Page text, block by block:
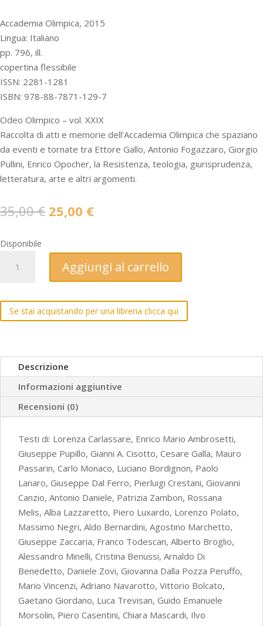
Accademia Olimpica, 2015
Lingua: Italiano
pp. 796, ill.
copertina flessibile
ISSN: 2281-1281
ISBN: 978-88-7871-129-7
Odeo Olimpico – vol. XXIX
Raccolta di atti e memorie dell’Accademia Olimpica che spaziano
da eventi e tornate tra Ettore Gallo, Antonio Fogazzaro, Giorgio
Pullini, Enrico Opocher, la Resistenza, teologia, giurisprudenza,
letteratura, arte e altri argomenti.
35,00€ Il
era:
35,00 €.
25,00 €Il
è:
25,00 €.
Disponibile
OLIMPICO
-
Memorie
(2013-
2014)
quantità
Aggiungi al carrello
Se stai acquistando per una libreria clicca qui
Descrizione
Informazioni aggiuntive
Recensioni (0)
Testi di: Lorenza Carlassare, Enrico Mario Ambrosetti,
Giuseppe Pupillo, Gianni A. Cisotto, Cesare Galla, Mauro
Passarin, Carlo Monaco, Luciano Bordignon, Paolo
Lanaro, Giuseppe Dal Ferro, Pierluigi Crestani, Giovanni
Canzio, Antonio Daniele, Patrizia Zambon, Rossana
Melis, Alba Lazzaretto, Piero Luxardo, Lorenzo Polato,
Massimo Negri, Aldo Bernardini, Agostino Marchetto,
Giuseppe Zaccaria, Franco Todescan, Alberto Broglio,
Alessandro Minelli, Cristina Benussi, Arnaldo Di
Benedetto, Daniele Zovi, Giovanna Dalla Pozza Peruffo,
Mario Vincenzi, Adriano Navarotto, Vittorio Bolcato,
Gaetano Giordano, Luca Trevisan, Guido Emanuele
Morsolin, Piero Casentini, Chiara Mascardi, Ilvo